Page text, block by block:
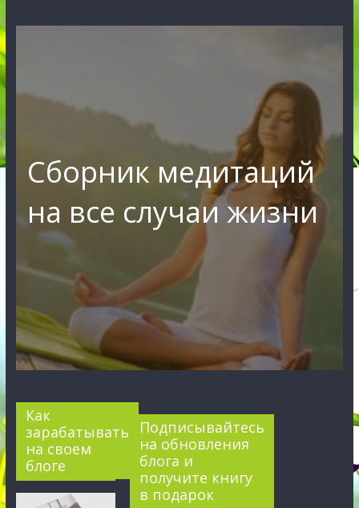
Сборник медитаций
на все случаи жизни
Как
зарабатывать
на своем
блоге
Подписывайтесь
на обновления
блога и
получите книгу
в подарок